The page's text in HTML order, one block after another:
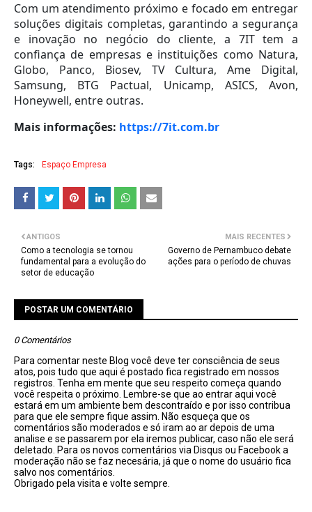
Com um atendimento próximo e focado em entregar
soluções digitais completas, garantindo a segurança
e inovação no negócio do cliente, a 7IT tem a
confiança de empresas e instituições como Natura,
Globo, Panco, Biosev, TV Cultura, Ame Digital,
Samsung, BTG Pactual, Unicamp, ASICS, Avon,
Honeywell, entre outras.
Mais informações: https://7it.com.br
Tags: Espaço Empresa
MAIS RECENTES
Governo de Pernambuco debate
ações para o período de chuvas
ANTIGOS
Como a tecnologia se tornou
fundamental para a evolução do
setor de educação
POSTAR UM COMENTÁRIO
0 Comentários
Para comentar neste Blog você deve ter consciência de seus
atos, pois tudo que aqui é postado fica registrado em nossos
registros. Tenha em mente que seu respeito começa quando
você respeita o próximo. Lembre-se que ao entrar aqui você
estará em um ambiente bem descontraído e por isso contribua
para que ele sempre fique assim. Não esqueça que os
comentários são moderados e só iram ao ar depois de uma
analise e se passarem por ela iremos publicar, caso não ele será
deletado. Para os novos comentários via Disqus ou Facebook a
moderação não se faz necesária, já que o nome do usuário fica
salvo nos comentários.
Obrigado pela visita e volte sempre.